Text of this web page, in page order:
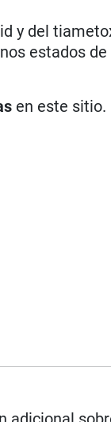
y del
estados
en este sitio.